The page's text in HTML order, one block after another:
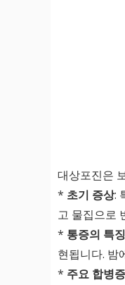
대상포진은
* 초기 증상:
고 물집으로
* 통증의 특징
현됩니다. 밤
* 주요 합병증